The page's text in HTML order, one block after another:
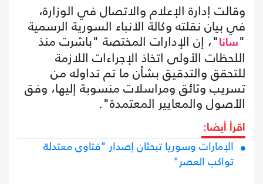
وقالت إدارة الإعلام والاتصال في الوزارة،
في بيان نقلته وكالة الأنباء السورية الرسمية
" سانا "، إن الإدارات المختصة "باشرت منذ
اللحظات الأولى اتخاذ الإجراءات اللازمة
للتحقق والتدقيق بشأن ما تم تداوله من
تسريب وثائق ومراسلات منسوبة إليها، وفق
الأصول والمعايير المعتمدة".
اقرأ أيضا:
الإمارات وسوريا تبحثان إصدار "فتاوى معتدلة
تواكب العصر"